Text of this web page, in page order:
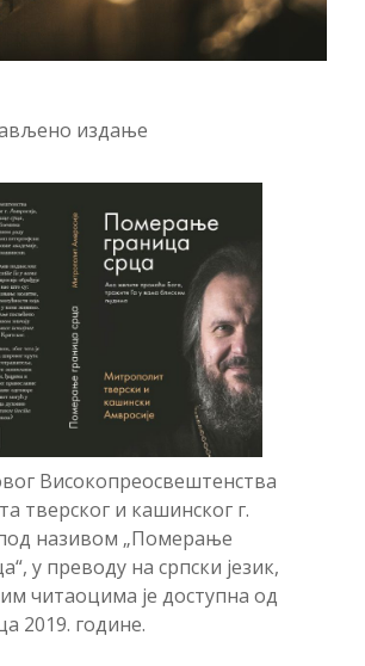
издање
Високопреосвештенства
тверског и кашинског г.
називом „Померање
у преводу на српски језик,
читаоцима је доступна од
2019. године.